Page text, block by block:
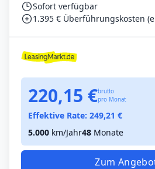
Sofort verfügbar
1.395 € Überführungskosten
220,15 €brutto
pro Monat
Effektive Rate: 249,21 €
5.000 km/Jahr48 Monate
Zum